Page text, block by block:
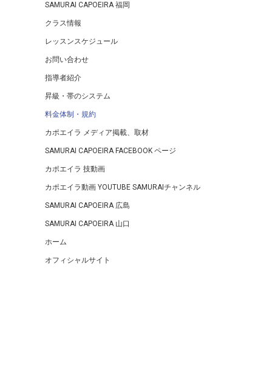
SAMURAI CAPOEIRA 福岡
クラス情報
レッスンスケジュール
お問い合わせ
指導者紹介
昇級・帯のシステム
料金体制・規約
カポエイラ メディア掲載、取材
SAMURAI CAPOEIRA FACEBOOK ページ
カポエイラ 技動画
カポエイラ動画 YOUTUBE SAMURAIチャンネル
SAMURAI CAPOEIRA 広島
SAMURAI CAPOEIRA 山口
ホーム
オフィシャルサイト